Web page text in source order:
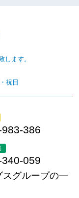
ます。
祝日
386
059
スグループの一